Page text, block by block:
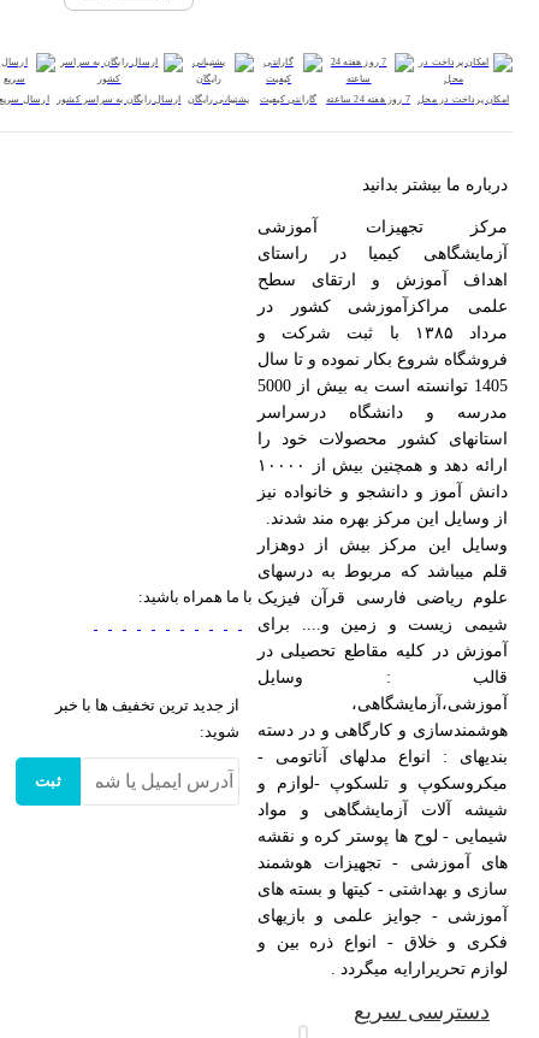
امکان پرداخت در محل 7 روز هفته 24 ساعته گارانتی کیفیت پشتیبانی رایگان ارسال رایگان به سراسر کشور ارسال سریع
درباره ما بیشتر بدانید
مرکز تجهیزات آموزشی
آزمایشگاهی کیمیا در راستای
اهداف آموزش و ارتقای سطح
علمی مراکزآموزشی کشور در
مرداد ۱۳۸۵ با ثبت شرکت و
فروشگاه شروع بکار نموده و تا سال
1405 توانسته است به بیش از 5000
مدرسه و دانشگاه درسراسر
استانهای کشور محصولات خود را
ارائه دهد و همچنین بیش از ۱۰۰۰۰
دانش آموز و دانشجو و خانواده نیز
از وسایل این مرکز بهره مند شدند.
وسایل این مرکز بیش از دوهزار
قلم میباشد که مربوط به درسهای
علوم ریاضی فارسی قرآن فیزیک
شیمی زیست و زمین و.... برای
آموزش در کلیه مقاطع تحصیلی در
قالب : وسایل
آموزشی،آزمایشگاهی،
هوشمندسازی و کارگاهی و در دسته
بندیهای : انواع مدلهای آناتومی -
میکروسکوپ و تلسکوپ -لوازم و
شیشه آلات آزمایشگاهی و مواد
شیمایی - لوح ها پوستر کره و نقشه
های آموزشی - تجهیزات هوشمند
سازی و بهداشتی - کیتها و بسته های
آموزشی - جوایز علمی و بازیهای
فکری و خلاق - انواع ذره بین و
لوازم تحریرارایه میگردد .
دسترسی سریع
با ما همراه باشید:
از جدید ترین تخفیف ها با خبر
شوید:
ثبت